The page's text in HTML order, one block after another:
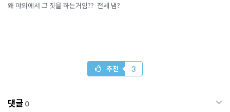
왜 야외에서 그 짓을 하는거임?? 전세 냄?
추천 3
댓글 0